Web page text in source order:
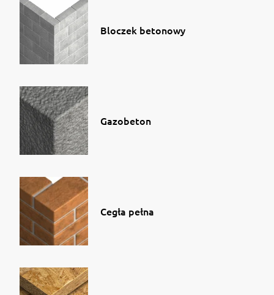
Bloczek betonowy
Gazobeton
Cegła pełna